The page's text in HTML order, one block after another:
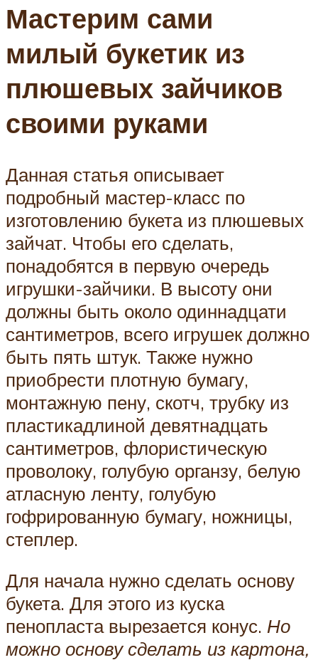
Мастерим сами
милый букетик из
плюшевых зайчиков
своими руками
Данная статья описывает
подробный мастер-класс по
изготовлению букета из плюшевых
зайчат. Чтобы его сделать,
понадобятся в первую очередь
игрушки-зайчики. В высоту они
должны быть около одиннадцати
сантиметров, всего игрушек должно
быть пять штук. Также нужно
приобрести плотную бумагу,
монтажную пену, скотч, трубку из
пластикадлиной девятнадцать
сантиметров, флористическую
проволоку, голубую органзу, белую
атласную ленту, голубую
гофрированную бумагу, ножницы,
степлер.
Для начала нужно сделать основу
букета. Для этого из куска
пенопласта вырезается конус. Но
можно основу сделать из картона,